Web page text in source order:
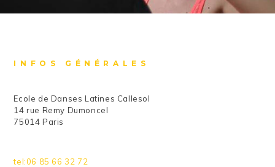
INFOS GÉNÉRALES
Ecole de Danses Latines Callesol
14 rue Remy Dumoncel
75014 Paris
tel:06 85 66 32 72